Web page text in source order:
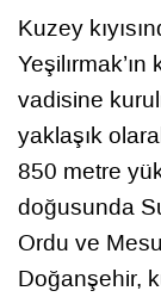
Kuzey
vadisine
yaklaşık
850 metre
doğusunda
Ordu ve
Doğanşehir,